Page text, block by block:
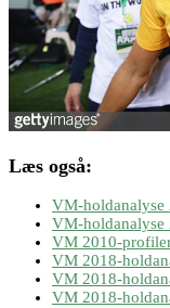
Læs også:
VM-holdanalyse
VM-holdanalyse
VM 2010-
VM 2018-
VM 2018-
VM 2018-